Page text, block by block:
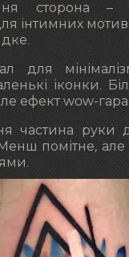
сторона –
інтимних
для
іконки.
ефект wow-
частина руки
помітне, але